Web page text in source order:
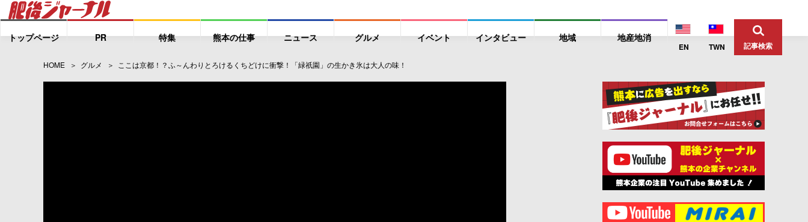
トップページ PR 特集 熊本の仕事 ニュース グルメ イベント インタビュー 地域 地産地消
EN TWN 記事検索
HOME グルメ ここは京都！？ふ～んわりとろけるくちどけに衝撃！「緑祇園」の生かき氷は大人の味！